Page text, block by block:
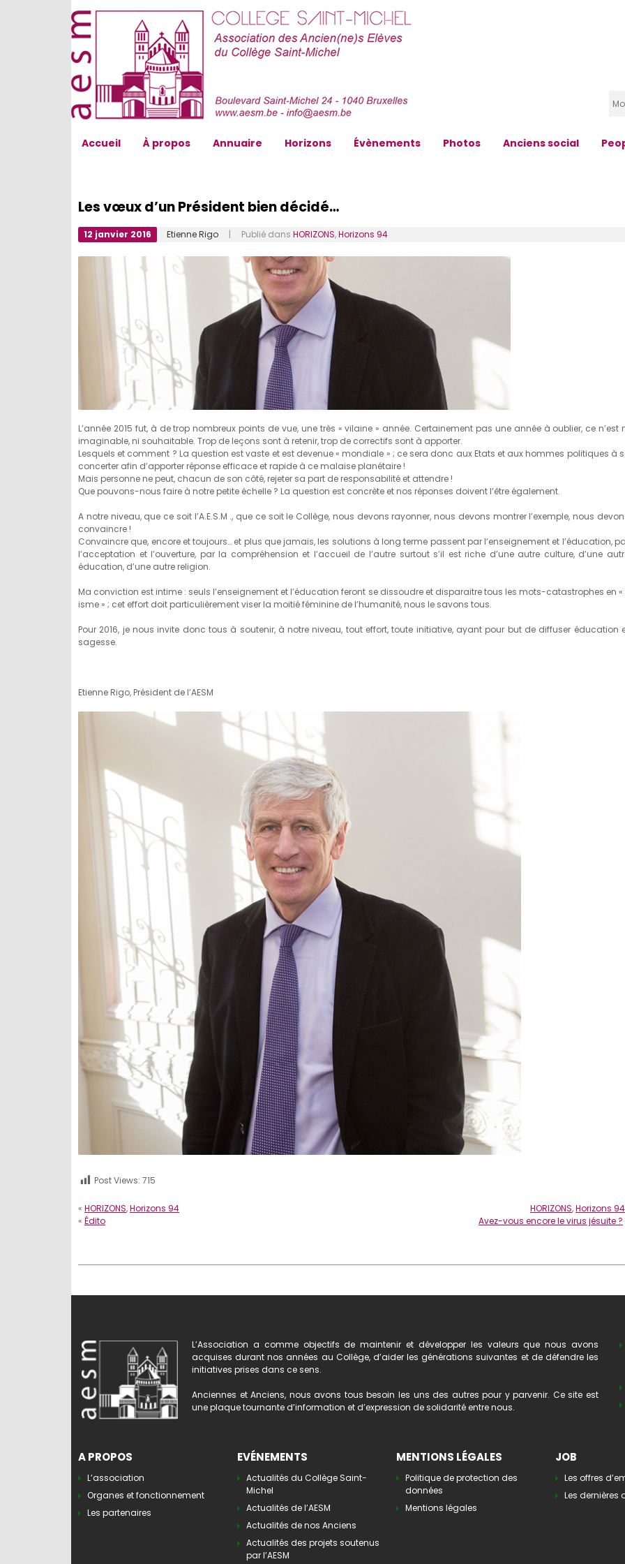
Accueil À propos Annuaire Horizons Évènements Photos Anciens social
Les vœux d’un Président bien décidé…
12 janvier 2016 Etienne Rigo | Publié dans HORIZONS,Horizons 94
L’année 2015 fut, à de trop nombreux points de vue, une très « vilaine » année. Certainement pas une année à oublier, ce n’est
imaginable, ni souhaitable. Trop de leçons sont à retenir, trop de correctifs sont à apporter.
Lesquels et comment ? La question est vaste et est devenue « mondiale » ; ce sera donc aux Etats et aux hommes politiques à
concerter afin d’apporter réponse efficace et rapide à ce malaise planétaire !
Mais personne ne peut, chacun de son côté, rejeter sa part de responsabilité et attendre !
Que pouvons-nous faire à notre petite échelle ? La question est concrète et nos réponses doivent l’être également.
A notre niveau, que ce soit l’A.E.S.M ., que ce soit le Collège, nous devons rayonner, nous devons montrer l’exemple, nous
convaincre !
Convaincre que, encore et toujours… et plus que jamais, les solutions à long terme passent par l’enseignement et l’éducation,
l’acceptation et l’ouverture, par la compréhension et l’accueil de l’autre surtout s’il est riche d’une autre culture, d’une
éducation, d’une autre religion.
Ma conviction est intime : seuls l’enseignement et l’éducation feront se dissoudre et disparaitre tous les mots-catastrophes en «
isme » ; cet effort doit particulièrement viser la moitié féminine de l’humanité, nous le savons tous.
Pour 2016, je nous invite donc tous à soutenir, à notre niveau, tout effort, toute initiative, ayant pour but de diffuser éducation
sagesse.
Etienne Rigo, Président de l’AESM
Post Views: 715
« HORIZONS,Horizons 94
« Édito
HORIZONS,Horizons 94
Avez-vous encore le virus jésuite ?
L’Association a comme objectifs de maintenir et développer les valeurs que nous avons
acquises durant nos années au Collège, d’aider les générations suivantes et de défendre les
initiatives prises dans ce sens.
Anciennes et Anciens, nous avons tous besoin les uns des autres pour y parvenir. Ce site est
une plaque tournante d’information et d’expression de solidarité entre nous.
A PROPOS
L’association
Organes et fonctionnement
Les partenaires
EVÉNEMENTS
Actualités du Collège Saint-
Michel
Actualités de l’AESM
Actualités de nos Anciens
Actualités des projets soutenus
par l’AESM
MENTIONS LÉGALES
Politique de protection des
données
Mentions légales
JOB
Les offres
Les dernières